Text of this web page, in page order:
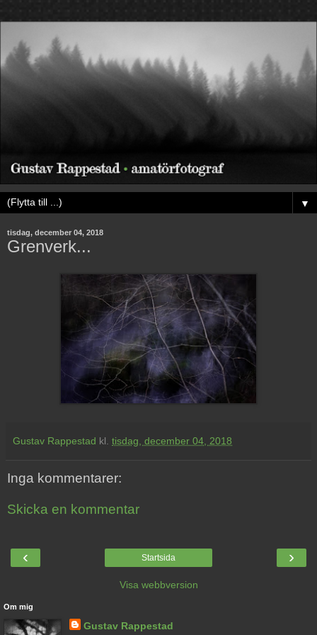
▼
tisdag, december 04, 2018
Grenverk...
Gustav Rappestad kl. tisdag, december 04, 2018
Inga kommentarer:
Skicka en kommentar
‹ ›
Startsida
Visa webbversion
Om mig
Gustav Rappestad